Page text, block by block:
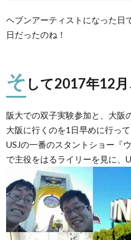
ヘブンアーティストになった日
日だったのね！
そ して2017年12
阪大での双子実験参加と、大阪
大阪に行くのを1日早めに行って
USJの一番のスタントショー『
で主役をはるライリーを見に、